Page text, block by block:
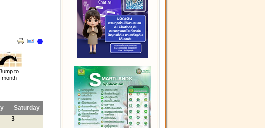
to
month
Saturday
3